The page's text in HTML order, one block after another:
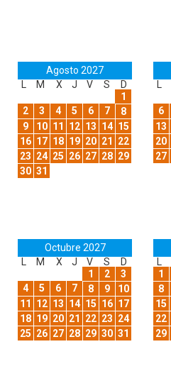
Agosto 2027
M X J V S
D
1
2
3 4 5 6 7
8
9
10 11 12 13 14 15
16 17 18 19 20 21
22
23 24 25 26 27 28 29
30 31
6
13
20
27
Octubre 2027
M X J V S
D
1
2
3
4
5 6 7 8 9
10
11
12 13 14 15 16 17
18 19 20 21 22 23 24
25 26 27 28 29 30 31
1
8
15
22
29